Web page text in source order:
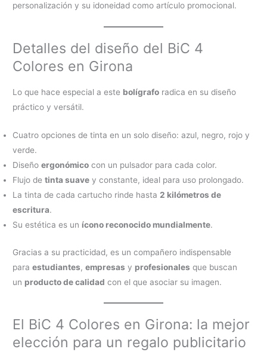
personalización y su idoneidad como artículo promocional.
Detalles del diseño del BiC 4
Colores en Girona
Lo que hace especial a este bolígrafo radica en su diseño
práctico y versátil.
Cuatro opciones de tinta en un solo diseño: azul, negro, rojo y
verde.
Diseñoergonómico con un pulsador para cada color.
Flujo detinta suave y constante, ideal para uso prolongado.
La tinta de cada cartucho rinde hasta 2 kilómetros de
escritura.
Su estética es un ícono reconocido mundialmente.
Gracias a su practicidad, es un compañero indispensable
paraestudiantes,empresas y profesionales que buscan
un producto de calidad con el que asociar su imagen.
El BiC 4 Colores en Girona: la mejor
elección para un regalo publicitario